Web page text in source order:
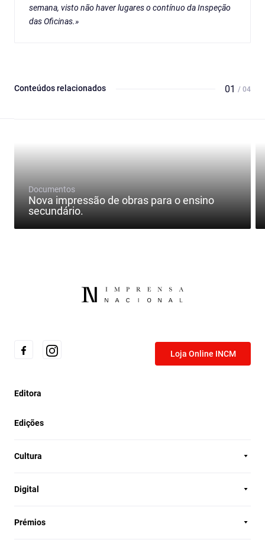
semana, visto não haver lugares o contínuo da Inspeção
das Oficinas.»
Conteúdos relacionados 01 / 04
Documentos
Nova impressão de obras para o ensino
secundário.
Loja Online INCM
Editora
Edições
Cultura
Digital
Prémios